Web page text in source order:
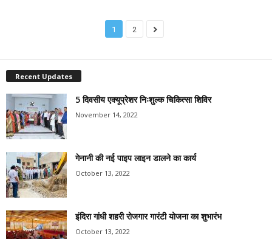
1 2
Recent Updates
5 दिवसीय एक्यूप्रेशर निःशुल्क चिकित्सा शिविर
November 14, 2022
गेनानी की नई पाइप लाइन डालने का कार्य
October 13, 2022
इंदिरा गांधी शहरी रोजगार गारंटी योजना का शुभारंभ
October 13, 2022